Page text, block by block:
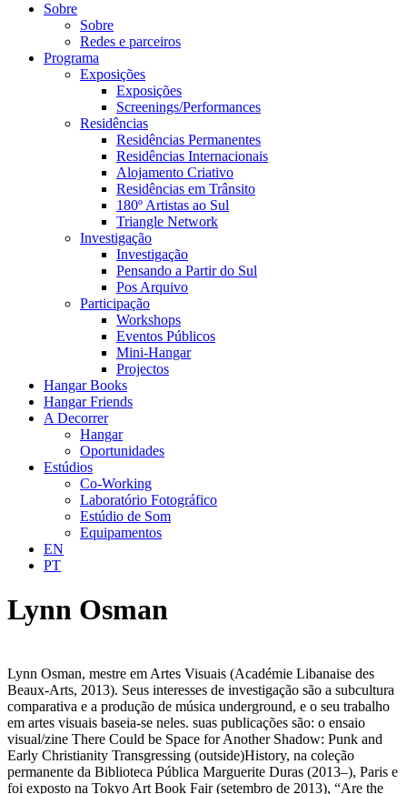
Sobre
Sobre
Redes e parceiros
Programa
Exposições
Exposições
Screenings/Performances
Residências
Residências Permanentes
Residências Internacionais
Alojamento Criativo
Residências em Trânsito
180º Artistas ao Sul
Triangle Network
Investigação
Investigação
Pensando a Partir do Sul
Pos Arquivo
Participação
Workshops
Eventos Públicos
Mini-Hangar
Projectos
Hangar Books
Hangar Friends
A Decorrer
Hangar
Oportunidades
Estúdios
Co-Working
Laboratório Fotográfico
Estúdio de Som
Equipamentos
EN
PT
Lynn Osman
Lynn Osman, mestre em Artes Visuais (Académie Libanaise des
Beaux-Arts, 2013). Seus interesses de investigação são a subcultura
comparativa e a produção de música underground, e o seu trabalho
em artes visuais baseia-se neles. suas publicações são: o ensaio
visual/zine There Could be Space for Another Shadow: Punk and
Early Christianity Transgressing (outside)History, na coleção
permanente da Biblioteca Pública Marguerite Duras (2013–), Paris e
foi exposto na Tokyo Art Book Fair (setembro de 2013), “Are the